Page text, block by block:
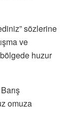
sözlerine
ve
huzur
omuza